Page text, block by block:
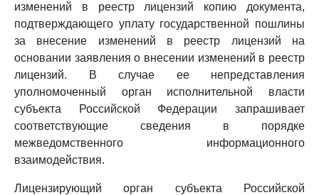
изменений в реестр лицензий копию документа,
подтверждающего уплату государственной пошлины
за внесение изменений в реестр лицензий на
основании заявления о внесении изменений в реестр
лицензий. В случае ее непредставления
уполномоченный орган исполнительной власти
субъекта Российской Федерации запрашивает
соответствующие сведения в порядке
межведомственного информационного
взаимодействия.
Лицензирующий орган субъекта Российской